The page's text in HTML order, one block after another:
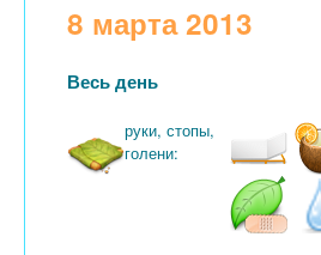
8 марта 2013
Весь день
руки, стопы,
голени: